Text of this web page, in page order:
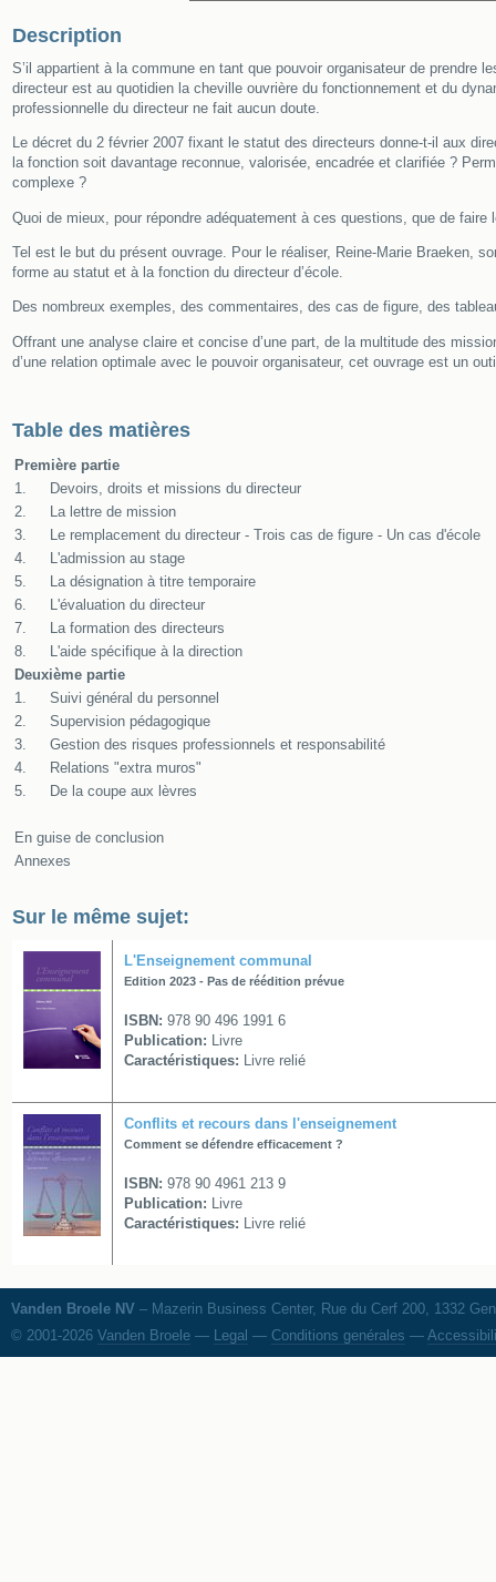
Description
S’il appartient à la commune en tant que pouvoir organisateur de prendre
directeur est au quotidien la cheville ouvrière du fonctionnement et du
professionnelle du directeur ne fait aucun doute.
Le décret du 2 février 2007 fixant le statut des directeurs donne-t-il aux
la fonction soit davantage reconnue, valorisée, encadrée et clarifiée ?
complexe ?
Quoi de mieux, pour répondre adéquatement à ces questions, que de faire
Tel est le but du présent ouvrage. Pour le réaliser, Reine-Marie Braeken,
forme au statut et à la fonction du directeur d’école.
Des nombreux exemples, des commentaires, des cas de figure, des
Offrant une analyse claire et concise d’une part, de la multitude des
d’une relation optimale avec le pouvoir organisateur, cet ouvrage est un
Table des matières
Première partie
1.
Devoirs, droits et missions du directeur
2.
La lettre de mission
3.
Le remplacement du directeur - Trois cas de figure - Un cas d'école
4.
L'admission au stage
5.
La désignation à titre temporaire
6.
L'évaluation du directeur
7.
La formation des directeurs
8.
L'aide spécifique à la direction
Deuxième partie
1.
Suivi général du personnel
2.
Supervision pédagogique
3.
Gestion des risques professionnels et responsabilité
4.
Relations "extra muros"
5.
De la coupe aux lèvres
En guise de conclusion
Annexes
Sur le même sujet:
L'Enseignement communal
Edition 2023 - Pas de réédition prévue
ISBN: 978 90 496 1991 6
Publication: Livre
Caractéristiques: Livre relié
Conflits et recours dans l'enseignement
Comment se défendre efficacement ?
ISBN: 978 90 4961 213 9
Publication: Livre
Caractéristiques: Livre relié
Vanden Broele NV – Mazerin Business Center, Rue du Cerf 200, 1332
© 2001-2026 Vanden Broele — Legal — Conditions genérales —